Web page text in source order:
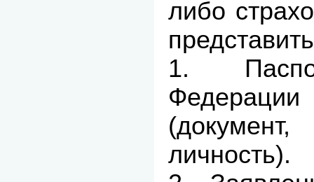
либо
1.
личность).